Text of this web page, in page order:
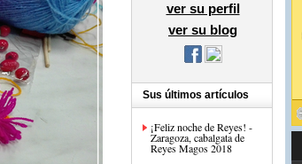
ver su perfil
ver su blog
Sus últimos artículos
¡Feliz noche de Reyes! -
Zaragoza, cabalgata de
Reyes Magos 2018